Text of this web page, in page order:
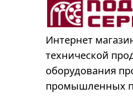
Интернет
технической
оборудования
промышленных